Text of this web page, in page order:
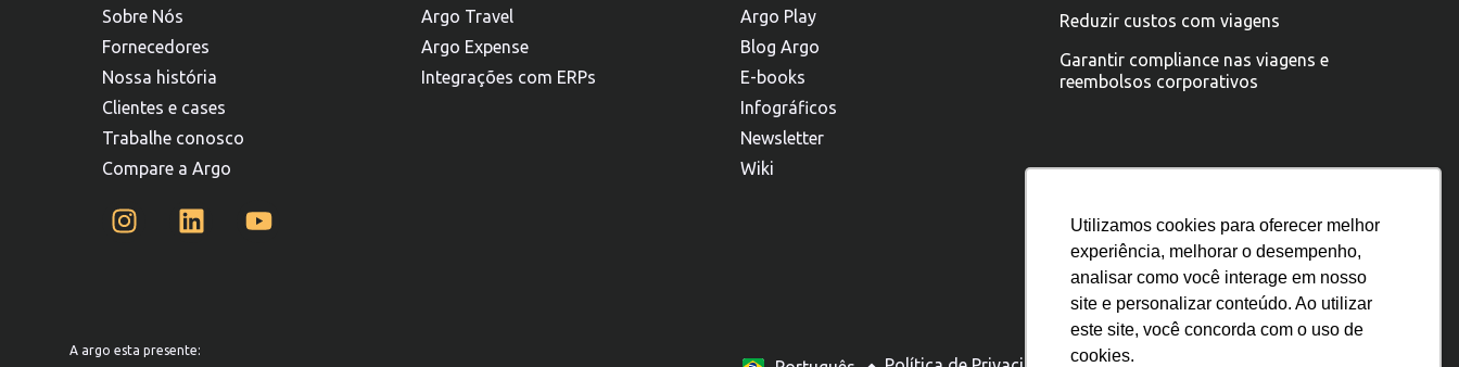
Utilizamos cookies para oferecer melhor
experiência, melhorar o desempenho,
analisar como você interage em nosso
site e personalizar conteúdo. Ao utilizar
este site, você concorda com o uso de
cookies.
Sobre Nós
Fornecedores
Nossa história
Clientes e cases
Trabalhe conosco
Compare a Argo
Argo Travel
Argo Expense
Integrações com ERPs
Argo Play
Blog Argo
E-books
Infográficos
Newsletter
Wiki
Reduzir custos com viagens
Garantir compliance nas viagens e
reembolsos corporativos
A argo esta presente: